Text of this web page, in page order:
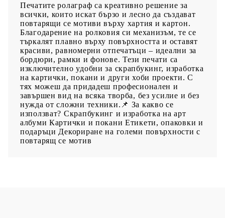
Печатите ролаграф са креативно решение за
всички, които искат бързо и лесно да създават
повтарящи се мотиви върху хартия и картон.
Благодарение на ролковия си механизъм, те се
търкалят плавно върху повърхността и оставят
красиви, равномерни отпечатъци – идеални за
бордюри, рамки и фонове. Тези печати са
изключително удобни за скрапбукинг, изработка
на картички, покани и други хоби проекти. С
тях можеш да придадеш професионален и
завършен вид на всяка творба, без усилие и без
нужда от сложни техники.📌 За какво се
използват? Скрапбукинг и изработка на арт
албуми Картички и покани Етикети, опаковки и
подаръци Декориране на големи повърхности с
повтарящ се мотив